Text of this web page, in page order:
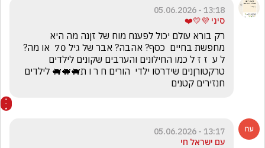
13:18 - 05.06.2026
סיני 💜💛❤️
חנזירים קטנים
13:17 - 05.06.2026
עם ישראל חי